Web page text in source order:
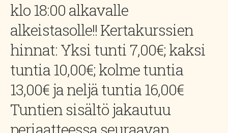
klo 18:00 alkavalle
alkeistasolle!! Kertakurssien
hinnat: Yksi tunti 7,00€; kaksi
tuntia 10,00€; kolme tuntia
13,00€ ja neljä tuntia 16,00€
Tuntien sisältö jakautuu